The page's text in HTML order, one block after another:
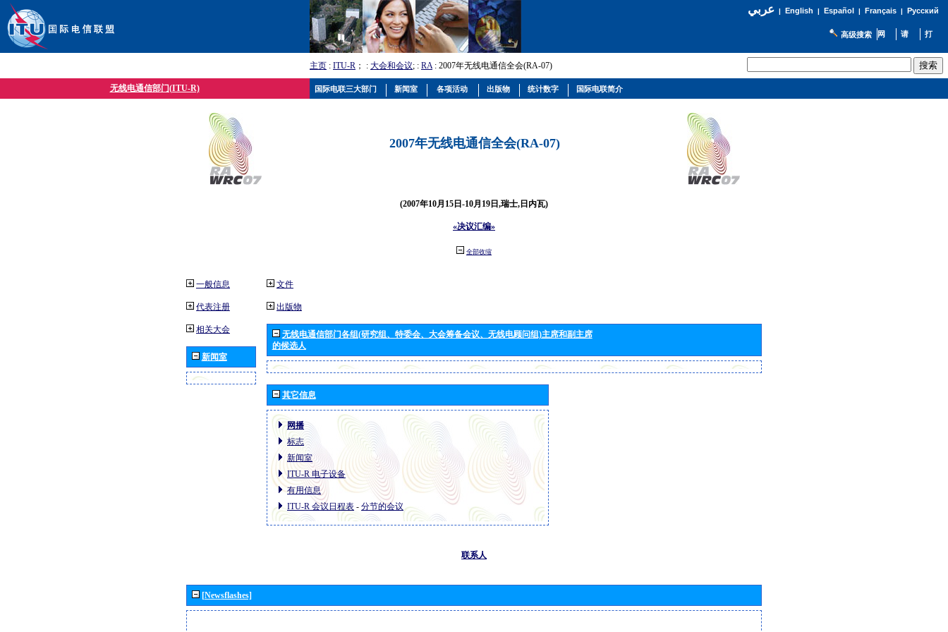
عربي| English | Español | Français| Русский
高级搜索
主页 : ITU-R ； : 大会和会议; : RA: 2007年无线电通信全会(RA-07)
无线电通信部门(ITU-R)
2007年无线电通信全会(RA-07)
(2007年10月15日-10月19日,瑞士,日内瓦)
«决议汇编»
全部收缩
一般信息
代表注册
相关大会
新闻室
文件
出版物
无线电通信部门各组(研究组、特委会、大会筹备会议、无线电顾问组)主席和副主席
的候选人
其它信息
网播
标志
新闻室
ITU-R 电子设备
有用信息
ITU-R 会议日程表 - 分节的会议
联系人
[Newsflashes]
国际电联三大部门 新闻室 各项活动 出版物 统计数字 国际电联简介